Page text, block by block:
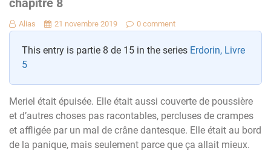
Alias 21 novembre 2019 0 comment
This entry is partie 8 de 15 in the series Erdorin, Livre
5
Meriel était épuisée. Elle était aussi couverte de poussière
et d’autres choses pas racontables, percluses de crampes
et affligée par un mal de crâne dantesque. Elle était au bord
de la panique, mais seulement parce que ça allait mieux.